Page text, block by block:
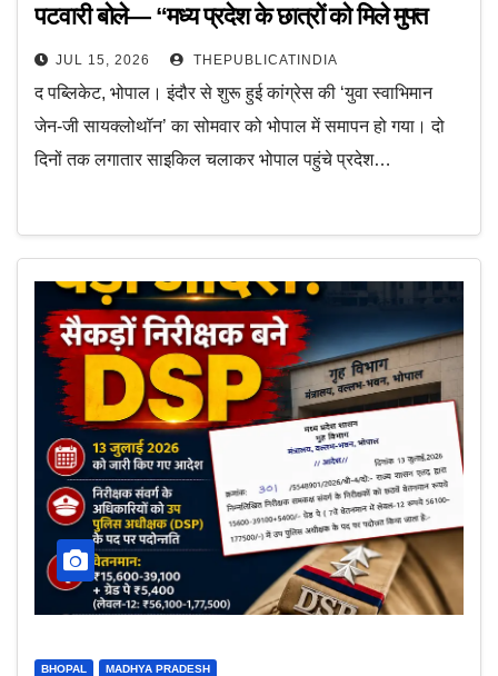
पटवारी बोले— “मध्य प्रदेश के छात्रों को मिले मुफ्त
शिक्षा”JUL 15, 2026 THEPUBLICATINDIA
द पब्लिकेट, भोपाल। इंदौर से शुरू हुई कांग्रेस की ‘युवा स्वाभिमान
जेन-जी सायक्लोथॉन’ का सोमवार को भोपाल में समापन हो गया। दो
दिनों तक लगातार साइकिल चलाकर भोपाल पहुंचे प्रदेश…
BHOPAL MADHYA PRADESH